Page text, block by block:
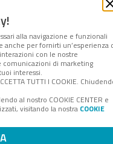
alla navigazione e funzionali
anche per fornirti un’esperienza
con le nostre
di marketing
interessi.
TUTTI I COOKIE.
al nostro COOKIE CENTER e
visitando la nostra COOKIE